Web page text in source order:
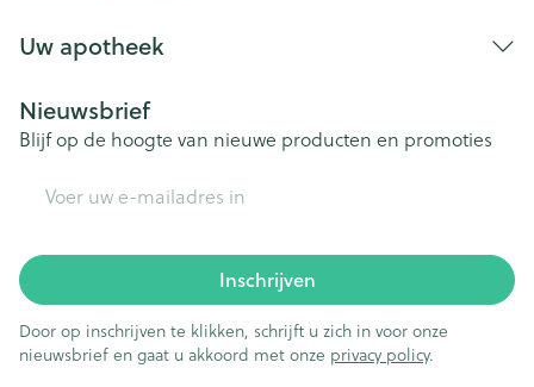
Uw apotheek
Nieuwsbrief
Blijf op de hoogte van nieuwe producten en promoties
Inschrijven
Door op inschrijven te klikken, schrijft u zich in voor onze
nieuwsbrief en gaat u akkoord met onze privacy policy.